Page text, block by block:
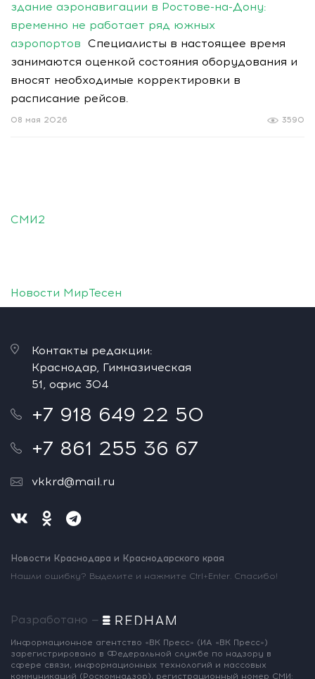
здание аэронавигации в Ростове-на-Дону:
временно не работает ряд южных
аэропортов Специалисты в настоящее время
занимаются оценкой состояния оборудования и
вносят необходимые корректировки в
расписание рейсов.
3590
08 мая 2026
СМИ2
Новости МирТесен
Контакты редакции:
Краснодар, Гимназическая
51, офис 304
+7 918 649 22 50
+7 861 255 36 67
vkkrd@mail.ru
Новости Краснодара и Краснодарского края
Нашли ошибку? Выделите и нажмите Ctrl+Enter. Спасибо!
Разработано —
Информационное агентство «ВК Пресс» (ИА «ВК Пресс»)
зарегистрировано в Федеральной службе по надзору в
сфере связи, информационных технологий и массовых
коммуникаций (Роскомнадзор), регистрационный номер СМИ: